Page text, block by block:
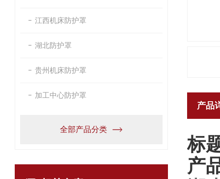
江西机床防护罩
湖北防护罩
贵州机床防护罩
加工中心防护罩
全部产品分类
产品
标
产